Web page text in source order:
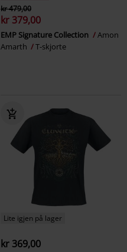
kr 479,00
kr 379,00
EMP Signature Collection
Amon
Amarth
T-skjorte
Lite igjen på lager
kr 369,00